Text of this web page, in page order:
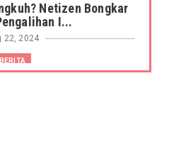
Netizen Bongkar
I...
22, 2024
BERITA